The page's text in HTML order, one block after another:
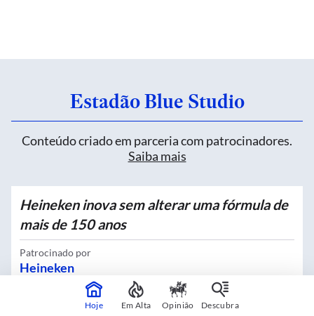
Estadão Blue Studio
Conteúdo criado em parceria com patrocinadores.
Saiba mais
Heineken inova sem alterar uma fórmula de
mais de 150 anos
Patrocinado por
Heineken
Hoje Em Alta Opinião Descubra